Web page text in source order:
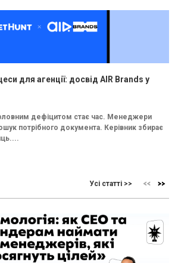
для агенції: досвід AIR Brands у
дефіцитом стає час. Менеджери
потрібного документа. Керівник збирає
Усі статті >>